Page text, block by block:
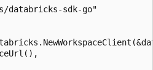
databricks-sdk-go"